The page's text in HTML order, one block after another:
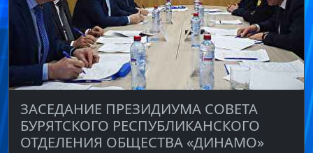
ЗАСЕДАНИЕ ПРЕЗИДИУМА СОВЕТА
БУРЯТСКОГО РЕСПУБЛИКАНСКОГО
ОТДЕЛЕНИЯ ОБЩЕСТВА «ДИНАМО»